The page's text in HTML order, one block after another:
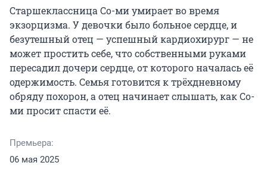
Старшеклассница Со-ми умирает во время
экзорцизма. У девочки было больное сердце, и
безутешный отец — успешный кардиохирург — не
может простить себе, что собственными руками
пересадил дочери сердце, от которого началась её
одержимость. Семья готовится к трёхдневному
обряду похорон, а отец начинает слышать, как Со-
ми просит спасти её.
Премьера:
06 мая 2025